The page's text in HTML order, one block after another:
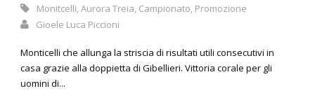
Monitcelli,Aurora Treia, Campionato, Promozione
Gioele Luca Piccioni
Monticelli che allunga la striscia di risultati utili consecutivi in
casa grazie alla doppietta di Gibellieri. Vittoria corale per gli
uomini di...